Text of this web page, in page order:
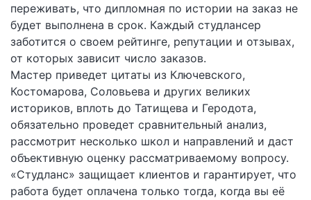
переживать, что дипломная по истории на заказ не
будет выполнена в срок. Каждый студлансер
заботится о своем рейтинге, репутации и отзывах,
от которых зависит число заказов.
Мастер приведет цитаты из Ключевского,
Костомарова, Соловьева и других великих
историков, вплоть до Татищева и Геродота,
обязательно проведет сравнительный анализ,
рассмотрит несколько школ и направлений и даст
объективную оценку рассматриваемому вопросу.
«Студланс» защищает клиентов и гарантирует, что
работа будет оплачена только тогда, когда вы её